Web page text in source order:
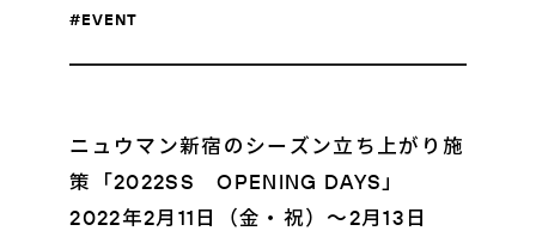
#EVENT
ニュウマン新宿のシーズン立ち上がり施
策「2022SS OPENING DAYS」
2022年2月11日（金・祝）～2月13日